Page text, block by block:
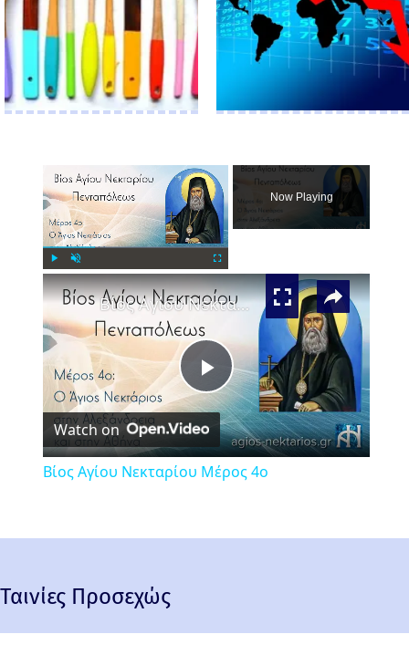
Now Playing
×
Play
Video
Βίος Αγίου Νεκταρίου Μέρος 4ο
Watch on
Βίος Αγίου Νεκταρίου Μέρος 4ο
Ταινίες Προσεχώς